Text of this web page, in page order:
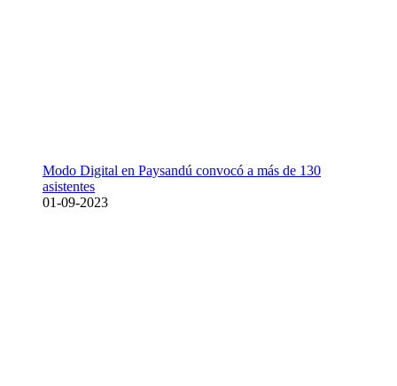
Modo Digital en Paysandú convocó a más de 130
asistentes
01-09-2023